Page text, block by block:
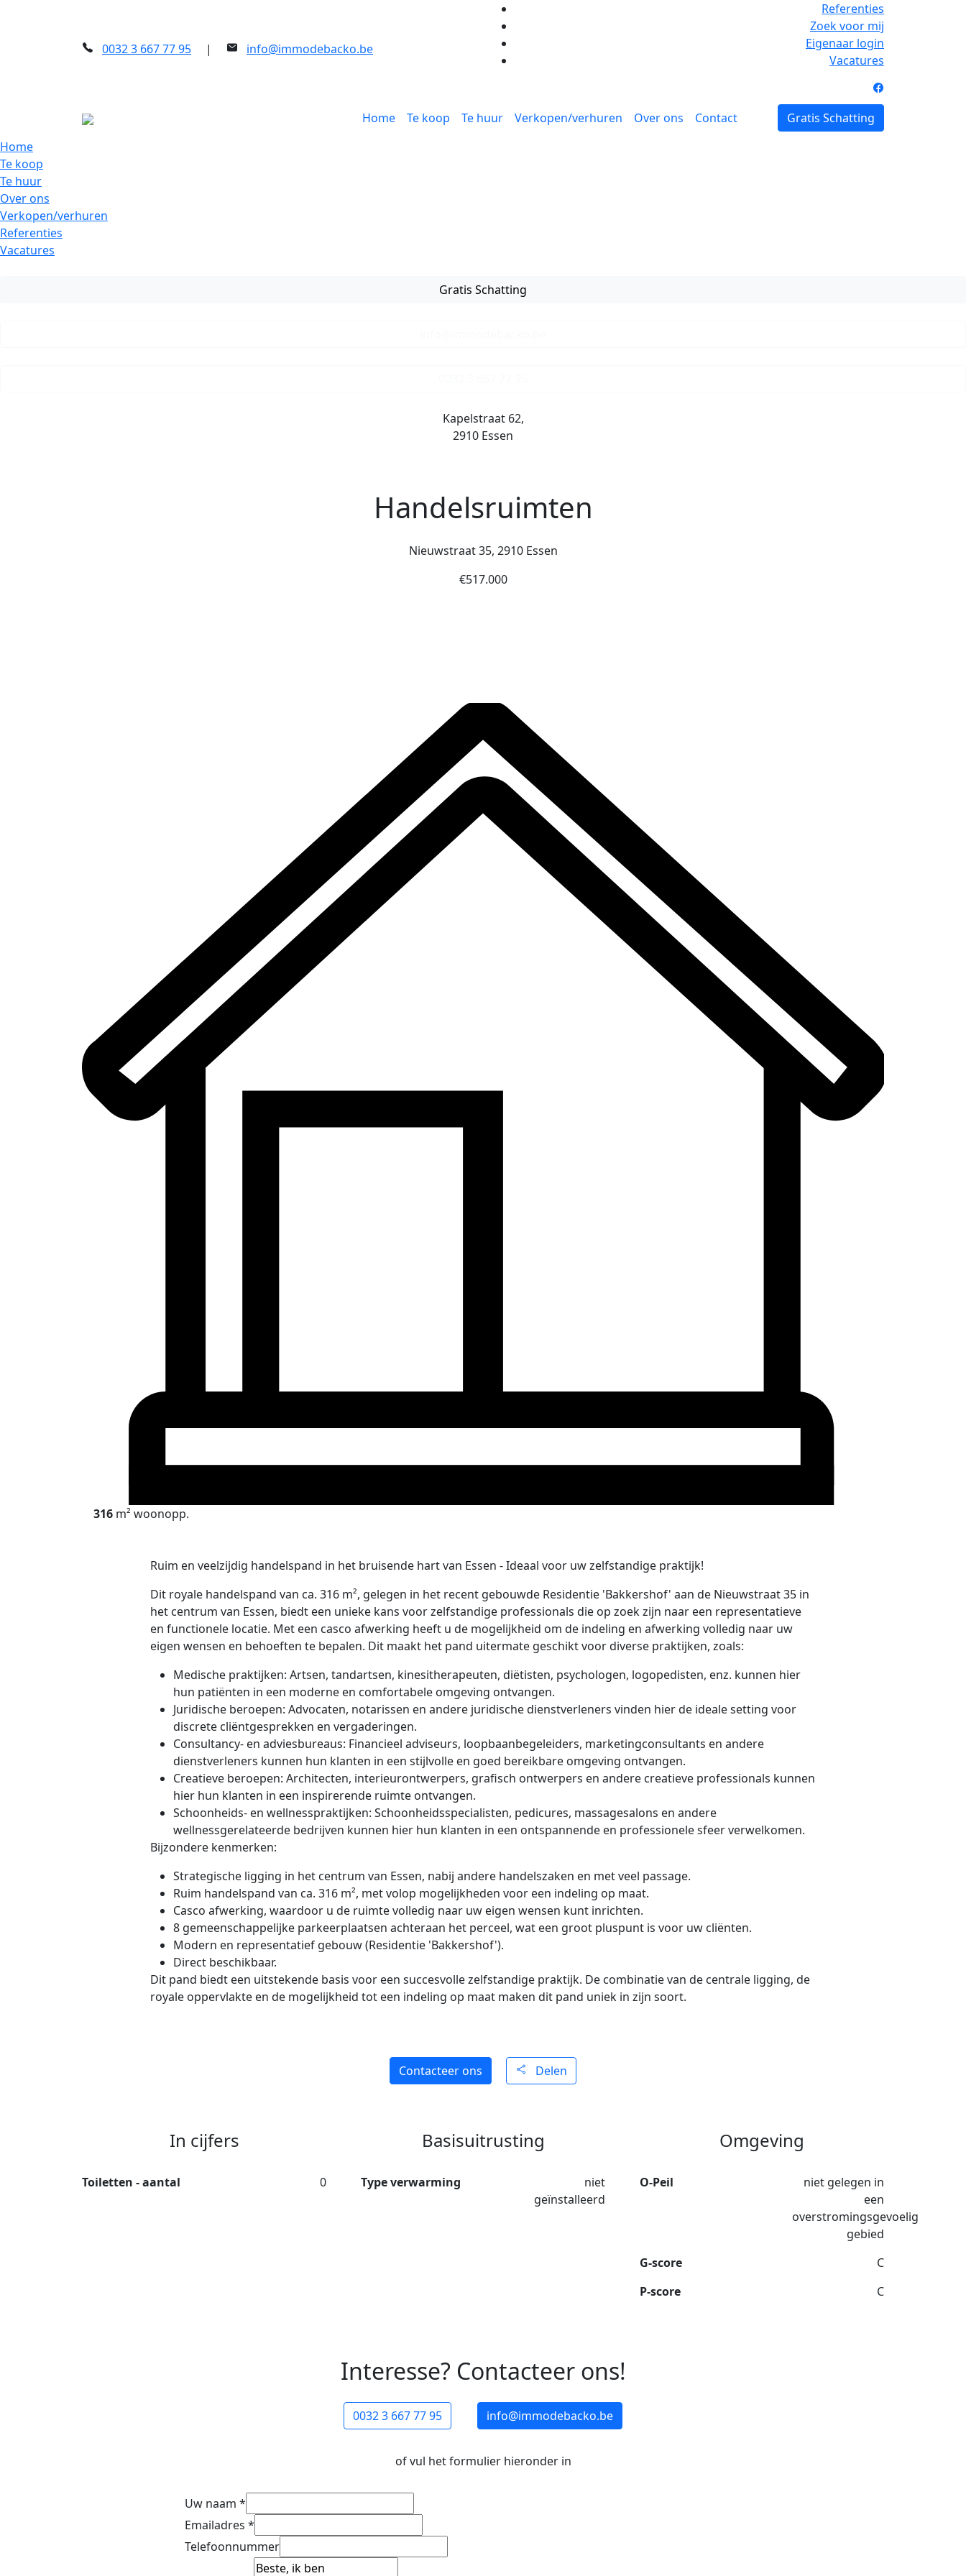
0032 3 667 77 95 | info@immodebacko.be
Referenties
Zoek voor mij
Eigenaar login
Vacatures
Home Te koop Te huur Verkopen/verhuren Over ons Contact
Gratis Schatting
Home
Te koop
Te huur
Over ons
Verkopen/verhuren
Referenties
Vacatures
Gratis Schatting
Kapelstraat 62,
2910 Essen
Handelsruimten
Nieuwstraat 35, 2910 Essen
€517.000
316 m² woonopp.
Ruim en veelzijdig handelspand in het bruisende hart van Essen - Ideaal voor uw zelfstandige praktijk!
Dit royale handelspand van ca. 316 m², gelegen in het recent gebouwde Residentie 'Bakkershof' aan de Nieuwstraat 35 in
het centrum van Essen, biedt een unieke kans voor zelfstandige professionals die op zoek zijn naar een representatieve
en functionele locatie. Met een casco afwerking heeft u de mogelijkheid om de indeling en afwerking volledig naar uw
eigen wensen en behoeften te bepalen. Dit maakt het pand uitermate geschikt voor diverse praktijken, zoals:
Medische praktijken: Artsen, tandartsen, kinesitherapeuten, diëtisten, psychologen, logopedisten, enz. kunnen hier
hun patiënten in een moderne en comfortabele omgeving ontvangen.
Juridische beroepen: Advocaten, notarissen en andere juridische dienstverleners vinden hier de ideale setting voor
discrete cliëntgesprekken en vergaderingen.
Consultancy- en adviesbureaus: Financieel adviseurs, loopbaanbegeleiders, marketingconsultants en andere
dienstverleners kunnen hun klanten in een stijlvolle en goed bereikbare omgeving ontvangen.
Creatieve beroepen: Architecten, interieurontwerpers, grafisch ontwerpers en andere creatieve professionals kunnen
hier hun klanten in een inspirerende ruimte ontvangen.
Schoonheids- en wellnesspraktijken: Schoonheidsspecialisten, pedicures, massagesalons en andere
wellnessgerelateerde bedrijven kunnen hier hun klanten in een ontspannende en professionele sfeer verwelkomen.
Bijzondere kenmerken:
Strategische ligging in het centrum van Essen, nabij andere handelszaken en met veel passage.
Ruim handelspand van ca. 316 m², met volop mogelijkheden voor een indeling op maat.
Casco afwerking, waardoor u de ruimte volledig naar uw eigen wensen kunt inrichten.
8 gemeenschappelijke parkeerplaatsen achteraan het perceel, wat een groot pluspunt is voor uw cliënten.
Modern en representatief gebouw (Residentie 'Bakkershof').
Direct beschikbaar.
Dit pand biedt een uitstekende basis voor een succesvolle zelfstandige praktijk. De combinatie van de centrale ligging, de
royale oppervlakte en de mogelijkheid tot een indeling op maat maken dit pand uniek in zijn soort.
Contacteer ons Delen
In cijfers
Toiletten - aantal 0
Basisuitrusting
Type verwarming
niet
geïnstalleerd
Omgeving
O-Peil
niet gelegen in
een
overstromingsgevoelig
gebied
G-score
C
P-score
C
Interesse? Contacteer ons!
0032 3 667 77 95 info@immodebacko.be
of vul het formulier hieronder in
Uw naam *
Emailadres *
Telefoonnummer